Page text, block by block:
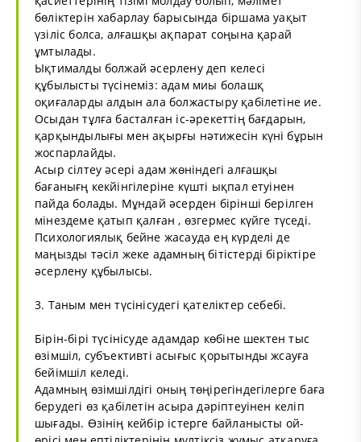
бөліктерін хабарлау барысында біршама уақыт
үзіліс болса, алғашқы ақпарат соңына қарай
ұмтылады.
Ықтималды болжай әсерлену деп келесі
құбылысты түсінеміз: адам миы болашқ
оқиғаларды алдын ала болжастыру қабілетіне ие.
Осыдан тұлға басталған іс-әрекеттің бағдарын,
қарқындылығы мен ақырғы нәтижесін күні бұрын
жоспарлайды.
Асыр сілтеу әсері адам жөніндегі алғашқы
бағанығң кекйінгілеріне күшті ықпал етуінен
пайда болады. Мұндай әсерден бірінші берілген
мінездеме қатып қалған , өзгермес күйге түседі.
Психологиялық бейне жасауда ең күрделі де
маңызды тәсіл жеке адамның бітістерді біріктіре
әсерлену құбылысы.
3. Таным мен түсінісудегі қателіктер себебі.
Бірін-бірі түсінісуде адамдар көбіне шектен тыс
өзімшіл, субъективті асығыс қорытынды жсауға
бейімшіл келеді.
Адамның өзімшілдігі оның төңірегіндегілерге баға
берудегі өз қабілетін асыра дәріптеуінен келіп
шығады. Өзінің кейбір істерге байланысты ой-